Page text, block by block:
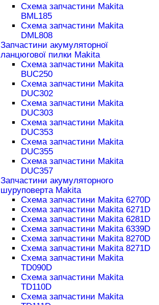
Схема запчастини Makita
BML185
Схема запчастини Makita
DML808
Запчастини акумуляторної
ланцюгової пилки Makita
Схема запчастини Makita
BUC250
Схема запчастини Makita
DUC302
Схема запчастини Makita
DUC303
Схема запчастини Makita
DUC353
Схема запчастини Makita
DUC355
Схема запчастини Makita
DUC357
Запчастини акумуляторного
шуруповерта Makita
Схема запчастини Makita 6270D
Схема запчастини Makita 6271D
Схема запчастини Makita 6281D
Схема запчастини Makita 6339D
Схема запчастини Makita 8270D
Схема запчастини Makita 8271D
Схема запчастини Makita
TD090D
Схема запчастини Makita
TD110D
Схема запчастини Makita